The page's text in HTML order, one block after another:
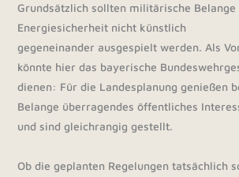
Grundsätzlich sollten militärische Belange
Energiesicherheit nicht künstlich
gegeneinander ausgespielt werden. Als
könnte hier das bayerische
dienen: Für die Landesplanung genießen
Belange überragendes öffentliches
und sind gleichrangig gestellt.
Ob die geplanten Regelungen tatsächlich